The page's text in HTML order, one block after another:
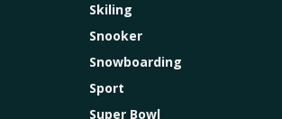
Skiling
Snooker
Snowboarding
Sport
Super Bowl